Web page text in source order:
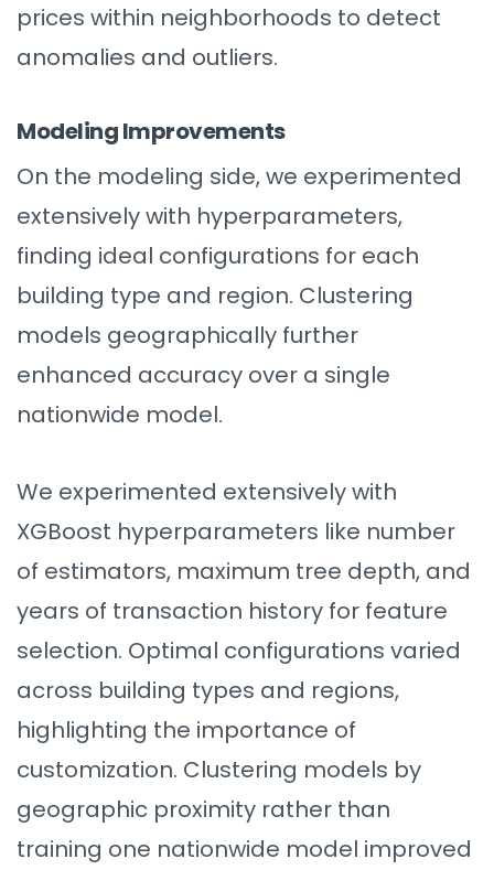
prices within neighborhoods to detect
anomalies and outliers.
Modeling Improvements
On the modeling side, we experimented
extensively with hyperparameters,
finding ideal configurations for each
building type and region. Clustering
models geographically further
enhanced accuracy over a single
nationwide model.
We experimented extensively with
XGBoost hyperparameters like number
of estimators, maximum tree depth, and
years of transaction history for feature
selection. Optimal configurations varied
across building types and regions,
highlighting the importance of
customization. Clustering models by
geographic proximity rather than
training one nationwide model improved